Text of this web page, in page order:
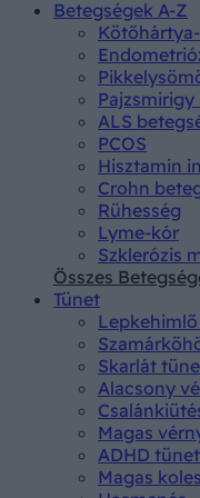
Betegségek A-Z
ALS
PCOS
Hisztamin
Crohn
Rühesség
Lyme-kór
Szklerózis
Összes
Tünet
Skarlát
Alacsony
Magas
ADHD
Magas